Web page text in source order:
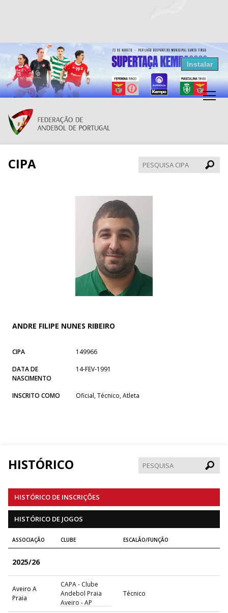
Resultados Andebol
Federação de Andebol de Portugal
Grátis - Disponivel na Play Store
Instalar
CIPA
CIPA
ANDRE FILIPE NUNES RIBEIRO
CIPA
149966
DATA DE
NASCIMENTO
14-FEV-1991
INSCRITO COMO Oficial, Técnico, Atleta
HISTÓRICO
HISTÓRICO DE INSCRIÇÕES
HISTÓRICO DE JOGOS
ASSOCIAÇÃO CLUBE ESCALÃO/FUNÇÃO
2025/26
Aveiro A
Praia
CAPA - Clube
Andebol Praia
Aveiro - AP
Técnico